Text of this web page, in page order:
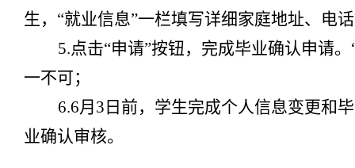
生，“就业信息”一栏填写详细家庭地址、电
5.点击“申请”按钮，完成毕业确认申请
一不可；
6.6月 3 日前，学生完成个人信息变更和
业确认审核。